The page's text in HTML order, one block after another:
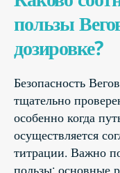
пользы
дозировке?
Безопасность
тщательно
особенно когда
осуществляется
титрации. Важно
пользы: основные